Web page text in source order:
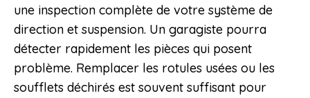
une inspection complète de votre système de
direction et suspension. Un garagiste pourra
détecter rapidement les pièces qui posent
problème. Remplacer les rotules usées ou les
soufflets déchirés est souvent suffisant pour